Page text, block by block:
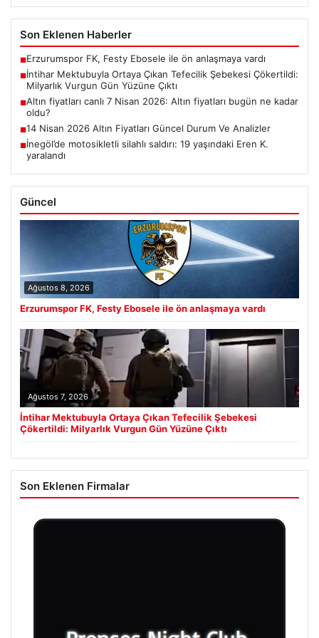
Son Eklenen Haberler
■Erzurumspor FK, Festy Ebosele ile ön anlaşmaya vardı
■İntihar Mektubuyla Ortaya Çıkan Tefecilik Şebekesi Çökertildi:
Milyarlık Vurgun Gün Yüzüne Çıktı
■Altın fiyatları canlı 7 Nisan 2026: Altın fiyatları bugün ne kadar
oldu?
■14 Nisan 2026 Altın Fiyatları Güncel Durum Ve Analizler
■İnegöl’de motosikletli silahlı saldırı: 19 yaşındaki Eren K.
yaralandı
Güncel
Ağustos 8, 2026
Erzurumspor FK, Festy Ebosele ile ön anlaşmaya vardı
Ağustos 7, 2026
İntihar Mektubuyla Ortaya Çıkan Tefecilik Şebekesi
Çökertildi: Milyarlık Vurgun Gün Yüzüne Çıktı
Son Eklenen Firmalar